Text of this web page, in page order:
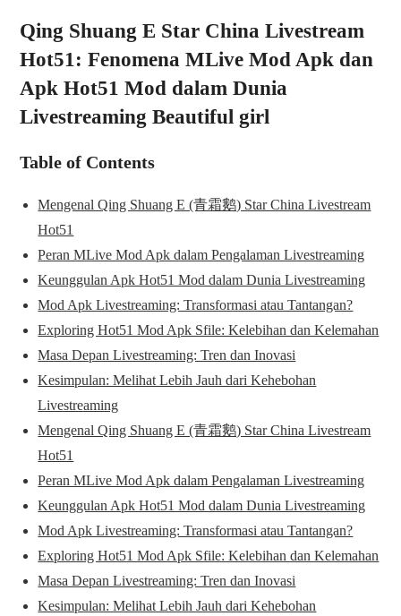
Qing Shuang E Star China Livestream
Hot51: Fenomena MLive Mod Apk dan
Apk Hot51 Mod dalam Dunia
Livestreaming Beautiful girl
Table of Contents
Mengenal Qing Shuang E (青霜鹅) Star China Livestream
Hot51
Peran MLive Mod Apk dalam Pengalaman Livestreaming
Keunggulan Apk Hot51 Mod dalam Dunia Livestreaming
Mod Apk Livestreaming: Transformasi atau Tantangan?
Exploring Hot51 Mod Apk Sfile: Kelebihan dan Kelemahan
Masa Depan Livestreaming: Tren dan Inovasi
Kesimpulan: Melihat Lebih Jauh dari Kehebohan
Livestreaming
Mengenal Qing Shuang E (青霜鹅) Star China Livestream
Hot51
Peran MLive Mod Apk dalam Pengalaman Livestreaming
Keunggulan Apk Hot51 Mod dalam Dunia Livestreaming
Mod Apk Livestreaming: Transformasi atau Tantangan?
Exploring Hot51 Mod Apk Sfile: Kelebihan dan Kelemahan
Masa Depan Livestreaming: Tren dan Inovasi
Kesimpulan: Melihat Lebih Jauh dari Kehebohan